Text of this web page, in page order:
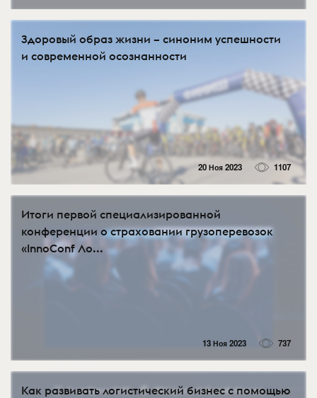
Здоровый образ жизни – синоним успешности
и современной осознанности
20 Ноя 2023 1107
Итоги первой специализированной
конференции о страховании грузоперевозок
«InnoConf Ло...
13 Ноя 2023 737
Как развивать логистический бизнес с помощью